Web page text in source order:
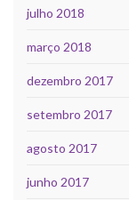
julho 2018
março 2018
dezembro 2017
setembro 2017
agosto 2017
junho 2017